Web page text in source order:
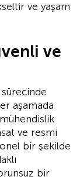
ve yaşam
ve
aşamada
mühendislik
ve resmi
bir şekilde
bir